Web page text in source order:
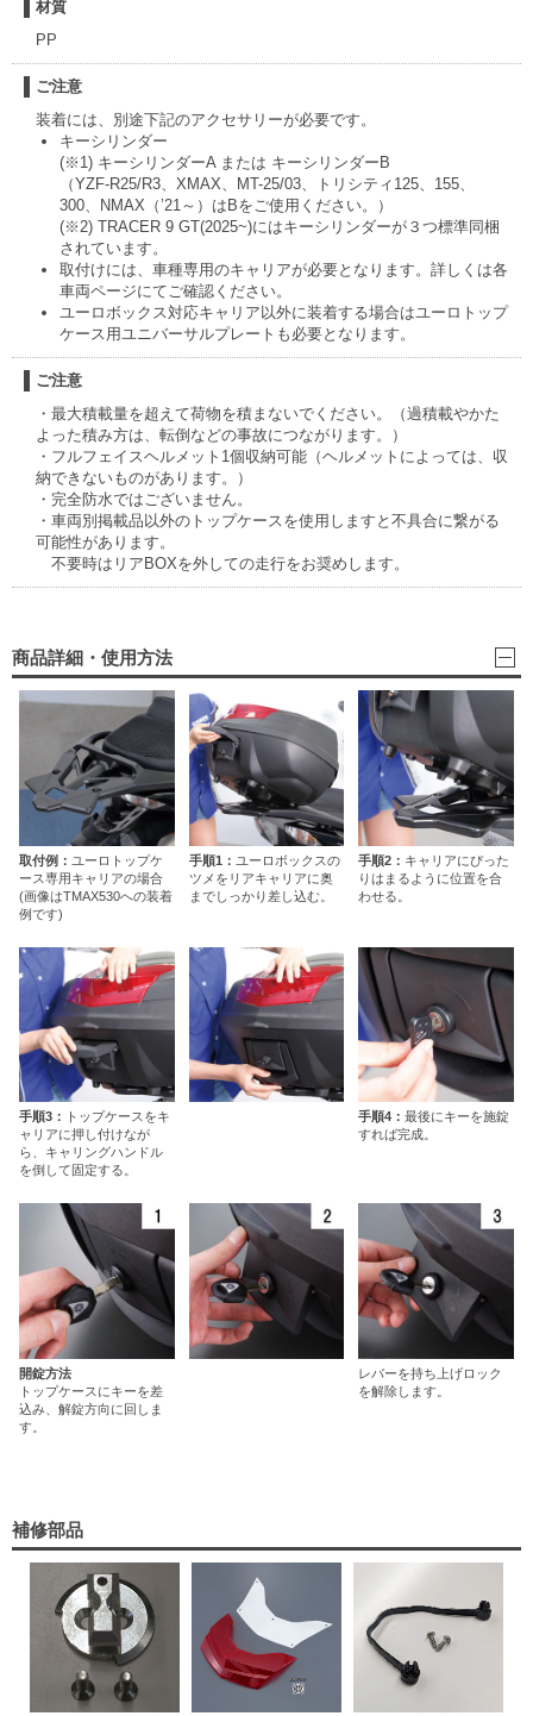
材質
PP
ご注意
装着には、別途下記のアクセサリーが必要です。
キーシリンダー
(※1) キーシリンダーA または キーシリンダーB
（YZF-R25/R3、XMAX、MT-25/03、トリシティ125、155、
300、NMAX（’21～）はBをご使用ください。）
(※2) TRACER 9 GT(2025~)にはキーシリンダーが３つ標準同梱
されています。
取付けには、車種専用のキャリアが必要となります。詳しくは各
車両ページにてご確認ください。
ユーロボックス対応キャリア以外に装着する場合はユーロトップ
ケース用ユニバーサルプレートも必要となります。
ご注意
・最大積載量を超えて荷物を積まないでください。（過積載やかた
よった積み方は、転倒などの事故につながります。）
・フルフェイスヘルメット1個収納可能（ヘルメットによっては、収
納できないものがあります。）
・完全防水ではございません。
・車両別掲載品以外のトップケースを使用しますと不具合に繋がる
可能性があります。
不要時はリアBOXを外しての走行をお奨めします。
商品詳細・使用方法
取付例： ユーロトップケ
ース専用キャリアの場合
(画像はTMAX530への装着
例です)
手順1： ユーロボックスの
ツメをリアキャリアに奥
までしっかり差し込む。
手順2： キャリアにぴった
りはまるように位置を合
わせる。
手順3：
トップケースをキ
ャリアに押し付けなが
ら、キャリングハンドル
を倒して固定する。
手順4：最後にキーを施錠
すれば完成。
開錠方法
トップケースにキーを差
込み、解錠方向に回しま
す。
レバーを持ち上げロック
を解除します。
補修部品